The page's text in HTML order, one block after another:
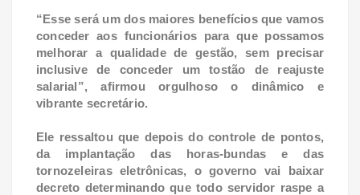
“Esse será um dos maiores benefícios que vamos
conceder aos funcionários para que possamos
melhorar a qualidade de gestão, sem precisar
inclusive de conceder um tostão de reajuste
salarial”, afirmou orgulhoso o dinâmico e
vibrante secretário.
Ele ressaltou que depois do controle de pontos,
da implantação das horas-bundas e das
tornozeleiras eletrônicas, o governo vai baixar
decreto determinando que todo servidor raspe a